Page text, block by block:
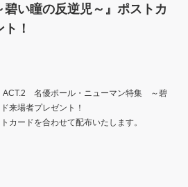
い瞳の反逆児～』ポストカ
！
ACT.2 名優ポール・ニューマン特集 ～碧
来場者プレゼント！
カードを合わせて配布いたします。